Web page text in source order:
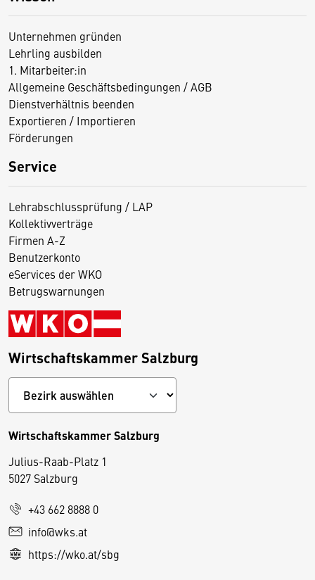
Unternehmen gründen
Lehrling ausbilden
1. Mitarbeiter:in
Allgemeine Geschäftsbedingungen / AGB
Dienstverhältnis beenden
Exportieren / Importieren
Förderungen
Service
Lehrabschlussprüfung / LAP
Kollektivverträge
Firmen A-Z
Benutzerkonto
eServices der WKO
Betrugswarnungen
Wirtschaftskammer Salzburg
Wirtschaftskammer Salzburg
Julius-Raab-Platz 1
5027 Salzburg
+43 662 8888 0
info@wks.at
https://wko.at/sbg
D
e
s